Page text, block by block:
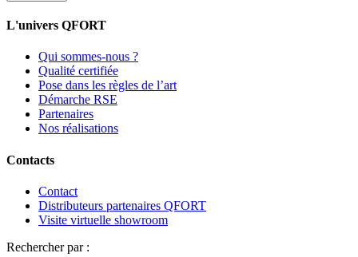
L'univers QFORT
Qui sommes-nous ?
Qualité certifiée
Pose dans les règles de l’art
Démarche RSE
Partenaires
Nos réalisations
Contacts
Contact
Distributeurs partenaires QFORT
Visite virtuelle showroom
Rechercher par :